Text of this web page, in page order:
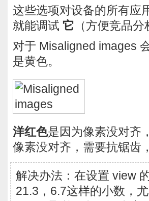
这些选项对设备的所有应
就能调试 它 （方便竞品分
对于 Misaligned images
是黄色。
洋红色是因为像素没对齐
像素没对齐，需要抗锯齿
解决办法：在设置 view
21.3，6.7这样的小数，